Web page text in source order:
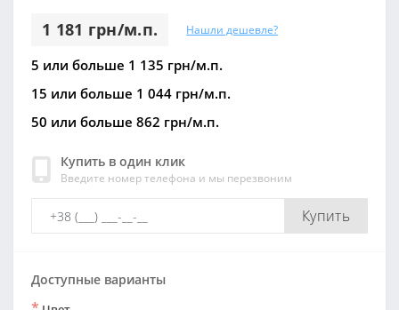
1 181 грн/м.п. Нашли дешевле?
5 или больше 1 135 грн/м.п.
15 или больше 1 044 грн/м.п.
50 или больше 862 грн/м.п.
Купить в один клик
Введите номер телефона и мы перезвоним
Купить
Доступные варианты